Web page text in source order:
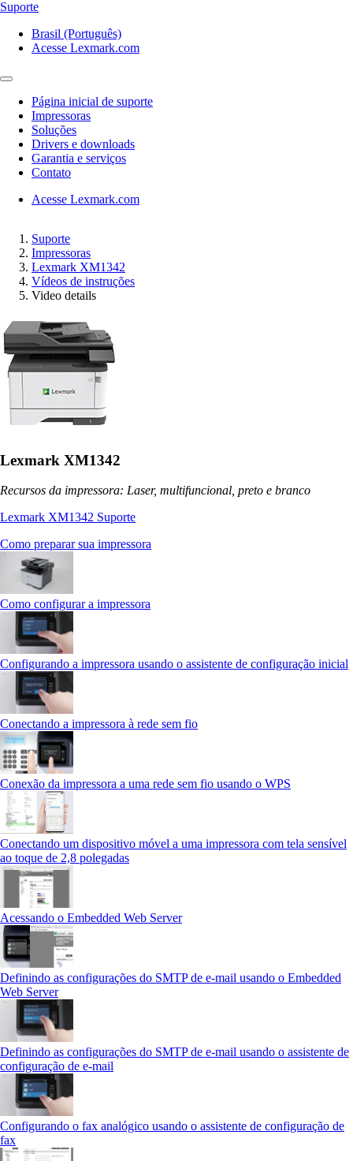
Suporte
Brasil (Português)
Acesse Lexmark.com
Página inicial de suporte
Impressoras
Soluções
Drivers e downloads
Garantia e serviços
Contato
Acesse Lexmark.com
Suporte
Impressoras
Lexmark XM1342
Vídeos de instruções
Video details
Lexmark XM1342
Recursos da impressora: Laser, multifuncional, preto e branco
Lexmark XM1342 Suporte
Como preparar sua impressora
Como configurar a impressora
Configurando a impressora usando o assistente de configuração inicial
Conectando a impressora à rede sem fio
Conexão da impressora a uma rede sem fio usando o WPS
Conectando um dispositivo móvel a uma impressora com tela sensível
ao toque de 2,8 polegadas
Acessando o Embedded Web Server
Definindo as configurações do SMTP de e-mail usando o Embedded
Web Server
Definindo as configurações do SMTP de e-mail usando o assistente de
configuração de e-mail
Configurando o fax analógico usando o assistente de configuração de
fax